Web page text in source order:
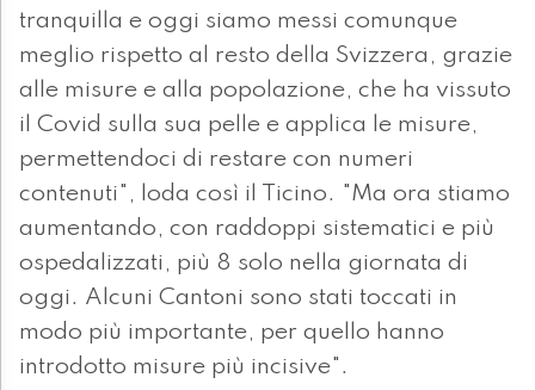
tranquilla e oggi siamo messi comunque
meglio rispetto al resto della Svizzera, grazie
alle misure e alla popolazione, che ha vissuto
il Covid sulla sua pelle e applica le misure,
permettendoci di restare con numeri
contenuti", loda così il Ticino. "Ma ora stiamo
aumentando, con raddoppi sistematici e più
ospedalizzati, più 8 solo nella giornata di
oggi. Alcuni Cantoni sono stati toccati in
modo più importante, per quello hanno
introdotto misure più incisive".